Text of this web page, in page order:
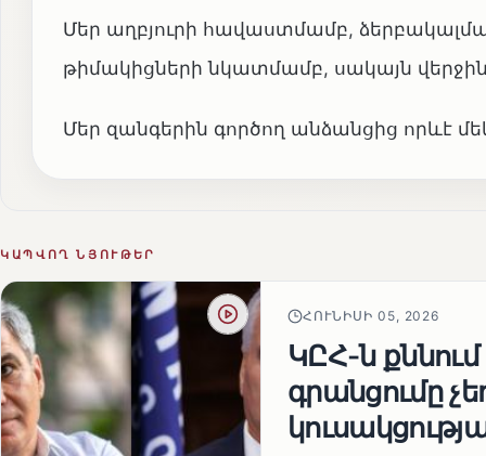
Մեր աղբյուրի հավաստմամբ,
թիմակիցների նկատմամբ, սակայն
Մեր զանգերին գործող անձանցից որևէ
ԿԱՊՎՈՂ ՆՅՈՒԹԵՐ
ՀՈՒՆԻՍԻ 05, 2026
ԿԸՀ-ն
գրանցումը